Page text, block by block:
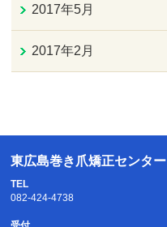
2017年5月
2017年2月
東広島巻き爪矯正センター
TEL
082-424-4738